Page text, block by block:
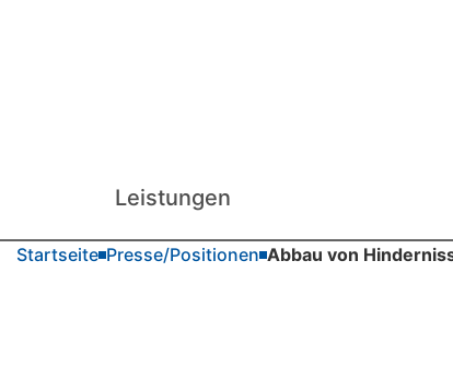
Leistungen
Startseite Presse/Positionen Abbau von